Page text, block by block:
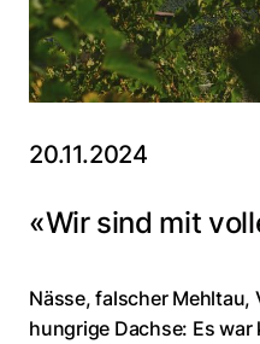
20.11.2024
«Wir sind mit
Nässe, falscher Mehltau,
hungrige Dachse: Es